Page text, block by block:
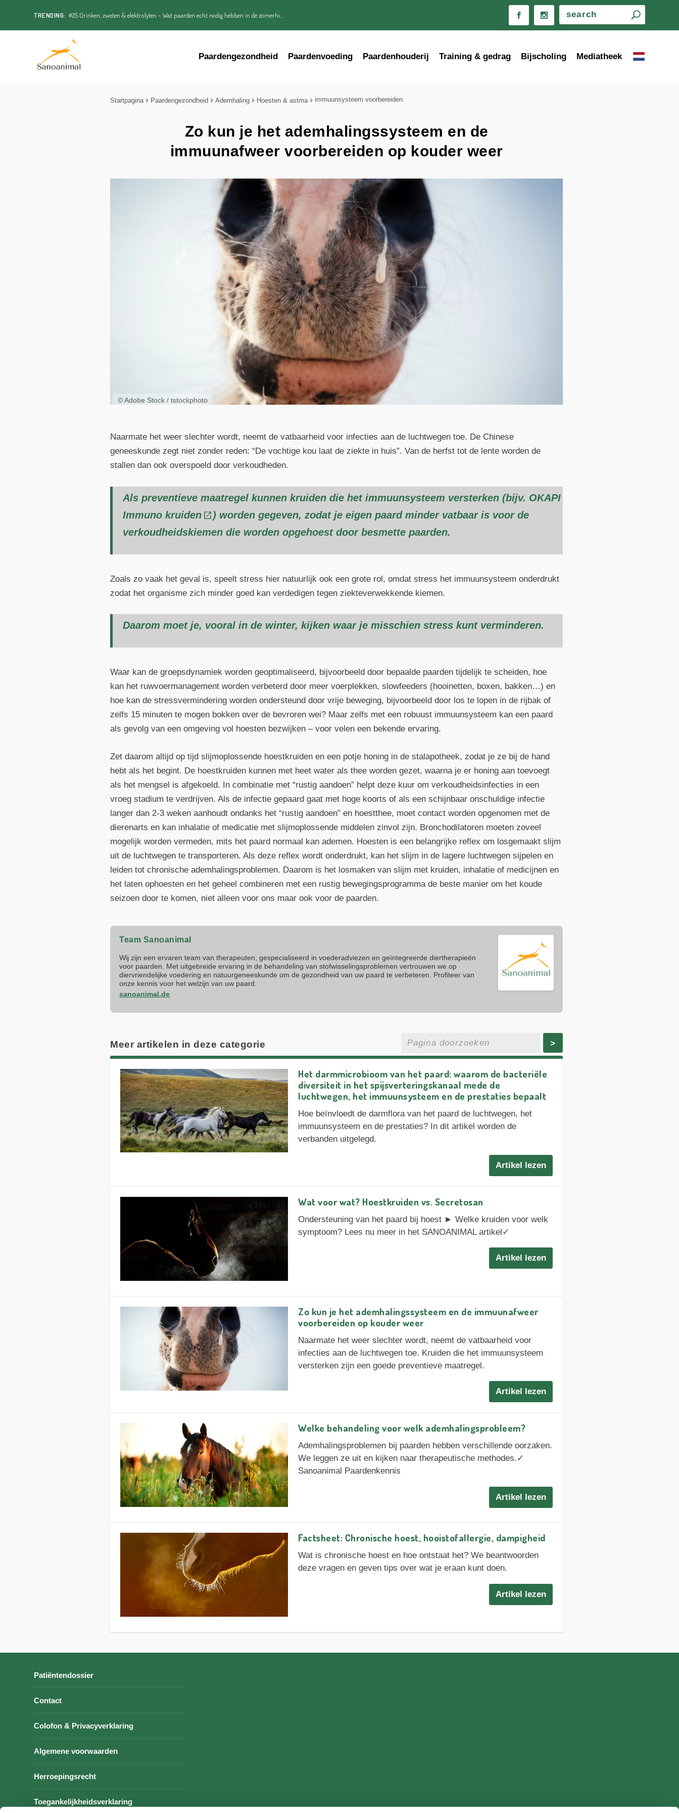
TRENDING: #25 Drinken, zweten & elektrolyten – Wat paarden echt nodig hebben in de zomerhi...
Paardengezondheid Paardenvoeding Paardenhouderij Training & gedrag Bijscholing Mediatheek
Startpagina Paardengezondheid Ademhaling Hoesten & astma immuunsysteem voorbereiden
Zo kun je het ademhalingssysteem en de
immuunafweer voorbereiden op kouder weer
© Adobe Stock / tstockphoto
Naarmate het weer slechter wordt, neemt de vatbaarheid voor infecties aan de luchtwegen toe. De Chinese
geneeskunde zegt niet zonder reden: “De vochtige kou laat de ziekte in huis”. Van de herfst tot de lente worden de
stallen dan ook overspoeld door verkoudheden.
Als preventieve maatregel kunnen kruiden die het immuunsysteem versterken (bijv. OKAPI
Immuno kruiden
) worden gegeven, zodat je eigen paard minder vatbaar is voor de
verkoudheidskiemen die worden opgehoest door besmette paarden.
Zoals zo vaak het geval is, speelt stress hier natuurlijk ook een grote rol, omdat stress het immuunsysteem onderdrukt
zodat het organisme zich minder goed kan verdedigen tegen ziekteverwekkende kiemen.
Daarom moet je, vooral in de winter, kijken waar je misschien stress kunt verminderen.
Waar kan de groepsdynamiek worden geoptimaliseerd, bijvoorbeeld door bepaalde paarden tijdelijk te scheiden, hoe
kan het ruwvoermanagement worden verbeterd door meer voerplekken, slowfeeders (hooinetten, boxen, bakken…) en
hoe kan de stressvermindering worden ondersteund door vrije beweging, bijvoorbeeld door los te lopen in de rijbak of
zelfs 15 minuten te mogen bokken over de bevroren wei? Maar zelfs met een robuust immuunsysteem kan een paard
als gevolg van een omgeving vol hoesten bezwijken – voor velen een bekende ervaring.
Zet daarom altijd op tijd slijmoplossende hoestkruiden en een potje honing in de stalapotheek, zodat je ze bij de hand
hebt als het begint. De hoestkruiden kunnen met heet water als thee worden gezet, waarna je er honing aan toevoegt
als het mengsel is afgekoeld. In combinatie met “rustig aandoen” helpt deze kuur om verkoudheidsinfecties in een
vroeg stadium te verdrijven. Als de infectie gepaard gaat met hoge koorts of als een schijnbaar onschuldige infectie
langer dan 2-3 weken aanhoudt ondanks het “rustig aandoen” en hoestthee, moet contact worden opgenomen met de
dierenarts en kan inhalatie of medicatie met slijmoplossende middelen zinvol zijn. Bronchodilatoren moeten zoveel
mogelijk worden vermeden, mits het paard normaal kan ademen. Hoesten is een belangrijke reflex om losgemaakt slijm
uit de luchtwegen te transporteren. Als deze reflex wordt onderdrukt, kan het slijm in de lagere luchtwegen sijpelen en
leiden tot chronische ademhalingsproblemen. Daarom is het losmaken van slijm met kruiden, inhalatie of medicijnen en
het laten ophoesten en het geheel combineren met een rustig bewegingsprogramma de beste manier om het koude
seizoen door te komen, niet alleen voor ons maar ook voor de paarden.
Team Sanoanimal
Wij zijn een ervaren team van therapeuten, gespecialiseerd in voederadviezen en geïntegreerde diertherapieën
voor paarden. Met uitgebreide ervaring in de behandeling van stofwisselingsproblemen vertrouwen we op
diervriendelijke voedering en natuurgeneeskunde om de gezondheid van uw paard te verbeteren. Profiteer van
onze kennis voor het welzijn van uw paard.
sanoanimal.de
Meer artikelen in deze categorie >
Het darmmicrobioom van het paard: waarom de bacteriële
diversiteit in het spijsverteringskanaal mede de
luchtwegen, het immuunsysteem en de prestaties bepaalt
Hoe beïnvloedt de darmflora van het paard de luchtwegen, het
immuunsysteem en de prestaties? In dit artikel worden de
verbanden uitgelegd.
Artikel lezen
Wat voor wat? Hoestkruiden vs. Secretosan
Ondersteuning van het paard bij hoest ► Welke kruiden voor welk
symptoom? Lees nu meer in het SANOANIMAL artikel✓
Artikel lezen
Zo kun je het ademhalingssysteem en de immuunafweer
voorbereiden op kouder weer
Naarmate het weer slechter wordt, neemt de vatbaarheid voor
infecties aan de luchtwegen toe. Kruiden die het immuunsysteem
versterken zijn een goede preventieve maatregel.
Artikel lezen
Welke behandeling voor welk ademhalingsprobleem?
Ademhalingsproblemen bij paarden hebben verschillende oorzaken.
We leggen ze uit en kijken naar therapeutische methodes.✓
Sanoanimal Paardenkennis
Artikel lezen
Factsheet: Chronische hoest, hooistofallergie, dampigheid
Wat is chronische hoest en hoe ontstaat het? We beantwoorden
deze vragen en geven tips over wat je eraan kunt doen.
Artikel lezen
Patiëntendossier
Contact
Colofon & Privacyverklaring
Algemene voorwaarden
Herroepingsrecht
Toegankelijkheidsverklaring